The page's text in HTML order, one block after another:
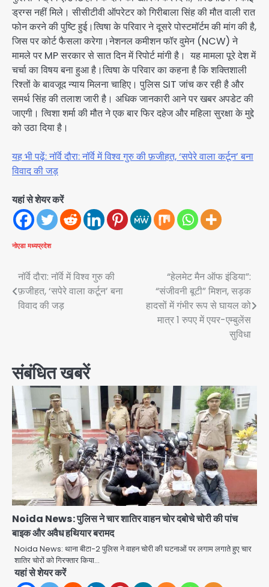
ड्रग्स नहीं मिले। सीसीटीवी ऑपरेटर को गिरीबाला सिंह की मौत वाली रात
फोन करने की पुष्टि हुई।त्विषा के परिवार ने दूसरे पोस्टमॉर्टम की मांग की है,
जिस पर कोर्ट फैसला करेगा।नेशनल कमीशन फॉर वुमेन (NCW) ने
मामले पर MP सरकार से सात दिन में रिपोर्ट मांगी है। यह मामला पूरे देश में
चर्चा का विषय बना हुआ है।त्विषा के परिवार का कहना है कि शक्तिशाली
रिश्तों के बावजूद न्याय मिलना चाहिए। पुलिस SIT जांच कर रही है और
समर्थ सिंह की तलाश जारी है। अधिक जानकारी आने पर खबर अपडेट की
जाएगी। त्विशा शर्मा की मौत ने एक बार फिर दहेज और महिला सुरक्षा के मुद्दे
को उठा दिया है।
यह भी पढ़ें: नॉर्वे दौरा: नॉर्वे में विश्व गुरु की फ़जीहत, ‘सपेरे वाला कर्टून’ बना
विवाद की जड़
यहां से शेयर करें
नोएडा मध्यप्रदेश
Post
navigation
नॉर्वे दौरा: नॉर्वे में विश्व गुरु की
फ़जीहत, ‘सपेरे वाला कर्टून’ बना
विवाद की जड़
“हेलमेट मैन ऑफ इंडिया”:
“संजीवनी बूटी” मिशन, सड़क
हादसों में गंभीर रूप से घायल को
मात्र 1 रुपए में एयर-एम्बुलेंस
सुविधा
संबंधित खबरें
Noida News: पुलिस ने चार शातिर वाहन चोर दबोचे चोरी की पांच
बाइक और अवैध हथियार बरामद
Noida News: थाना बीटा-2 पुलिस ने वाहन चोरी की घटनाओं पर लगाम लगाते हुए चार
शातिर चोरों को गिरफ्तार किया…
यहां से शेयर करें